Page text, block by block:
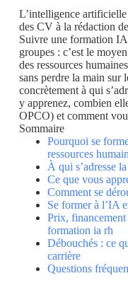
L’intelligence
des CV à la rédaction
Suivre une formation
groupes : c’est le
des ressources
sans perdre la main sur
concrètement à qui
y apprenez, combien
OPCO) et comment
Sommaire
Pourquoi se
ressources
À qui s’adresse
Ce que vous
Comment se
Se former à l’IA
Prix,
formation ia rh
Débouchés : ce
carrière
Questions